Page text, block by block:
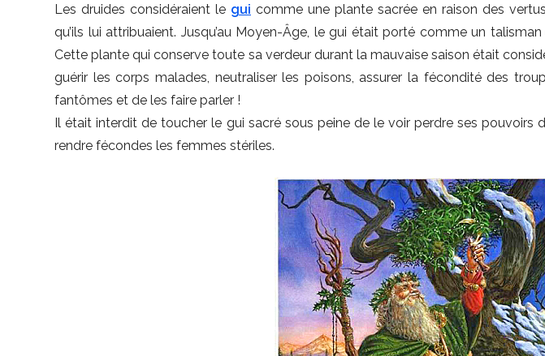
Les druides considéraient le gui comme une plante sacrée en raison des
qu’ils lui attribuaient. Jusqu’au Moyen-Âge, le gui était porté comme un
Cette plante qui conserve toute sa verdeur durant la mauvaise saison était
guérir les corps malades, neutraliser les poisons, assurer la fécondité des
fantômes et de les faire parler !
Il était interdit de toucher le gui sacré sous peine de le voir perdre ses pouvoirs
rendre fécondes les femmes stériles.